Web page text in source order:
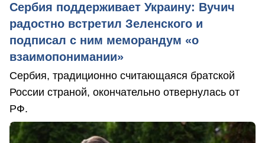
Сербия поддерживает Украину: Вучич
радостно встретил Зеленского и
подписал с ним меморандум «о
взаимопонимании»
Сербия, традиционно считающаяся братской
России страной, окончательно отвернулась от
РФ.